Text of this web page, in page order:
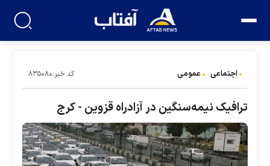
اجتماعی عمومی کد خبر:۸۳۵۰۸۰
ترافیک نیمه‌سنگین در آزادراه قزوین - کرج